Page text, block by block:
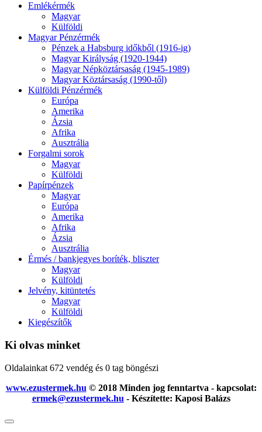
Emlékérmék
Magyar
Külföldi
Magyar Pénzérmék
Pénzek a Habsburg időkből (1916-ig)
Magyar Királyság (1920-1944)
Magyar Népköztársaság (1945-1989)
Magyar Köztársaság (1990-től)
Külföldi Pénzérmék
Európa
Amerika
Ázsia
Afrika
Ausztrália
Forgalmi sorok
Magyar
Külföldi
Papírpénzek
Magyar
Európa
Amerika
Afrika
Ázsia
Ausztrália
Érmés / bankjegyes boríték, bliszter
Magyar
Külföldi
Jelvény, kitüntetés
Magyar
Külföldi
Kiegészítők
Ki olvas minket
Oldalainkat 672 vendég és 0 tag böngészi
www.ezustermek.hu © 2018 Minden jog fenntartva - kapcsolat:
ermek@ezustermek.hu - Készítette: Kaposi Balázs